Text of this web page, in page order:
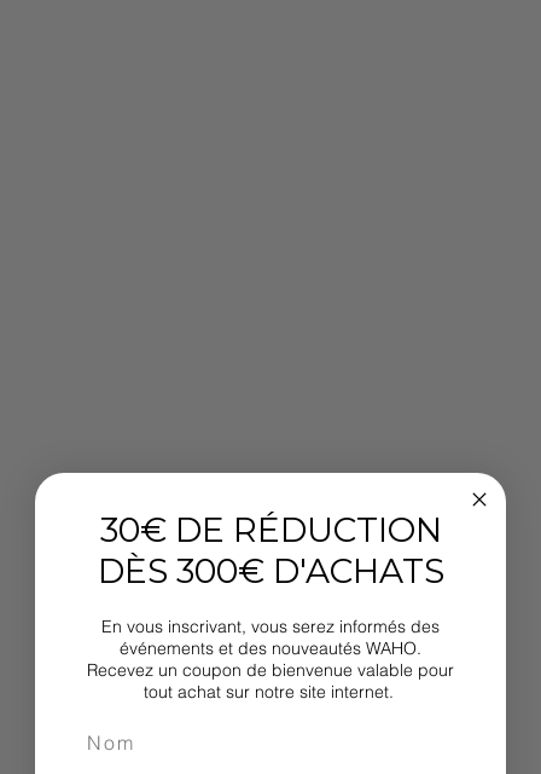
30€ DE RÉDUCTION
DÈS 300€ D'ACHATS
En vous inscrivant, vous serez informés des
événements et des nouveautés WAHO.
Recevez un coupon de bienvenue valable pour
tout achat sur notre site internet.